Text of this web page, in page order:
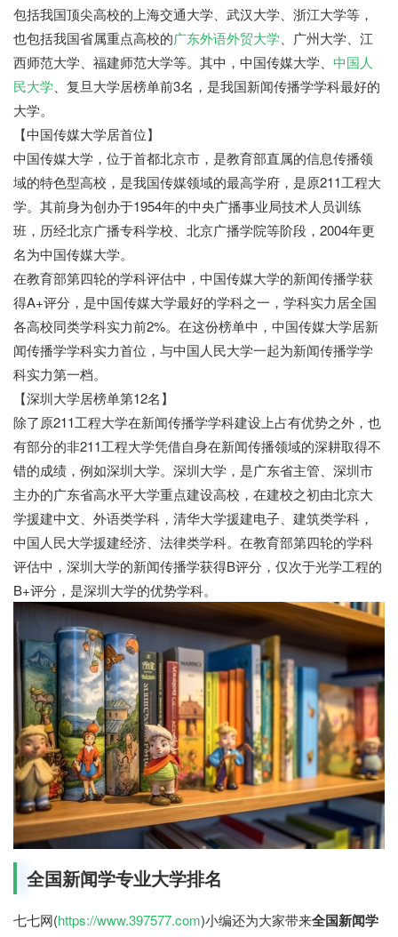
包括我国顶尖高校的上海交通大学、武汉大学、浙江大学等，
也包括我国省属重点高校的广东外语外贸大学 、广州大学、江
西师范大学、福建师范大学等。其中，中国传媒大学、 中国人
民大学 、复旦大学居榜单前3名，是我国新闻传播学学科最好的
大学。
【中国传媒大学居首位】
中国传媒大学，位于首都北京市，是教育部直属的信息传播领
域的特色型高校，是我国传媒领域的最高学府，是原211工程大
学。其前身为创办于1954年的中央广播事业局技术人员训练
班，历经北京广播专科学校、北京广播学院等阶段，2004年更
名为中国传媒大学。
在教育部第四轮的学科评估中，中国传媒大学的新闻传播学获
得A+评分，是中国传媒大学最好的学科之一，学科实力居全国
各高校同类学科实力前2%。在这份榜单中，中国传媒大学居新
闻传播学学科实力首位，与中国人民大学一起为新闻传播学学
科实力第一档。
【深圳大学居榜单第12名】
除了原211工程大学在新闻传播学学科建设上占有优势之外，也
有部分的非211工程大学凭借自身在新闻传播领域的深耕取得不
错的成绩，例如深圳大学。深圳大学，是广东省主管、深圳市
主办的广东省高水平大学重点建设高校，在建校之初由北京大
学援建中文、外语类学科，清华大学援建电子、建筑类学科，
中国人民大学援建经济、法律类学科。在教育部第四轮的学科
评估中，深圳大学的新闻传播学获得B评分，仅次于光学工程的
B+评分，是深圳大学的优势学科。
全国新闻学专业大学排名
七七网(https://www.397577.com)小编还为大家带来全国新闻学